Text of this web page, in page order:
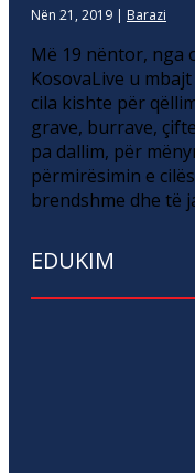
Nën 21, 2019 | Barazi
Më 19 nëntor, nga
KosovaLive u
cila kishte për
grave, burrave,
pa dallim, për
përmirësimin e
brendshme dhe të
EDUKIM